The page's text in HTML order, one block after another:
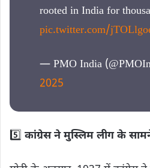
rooted in India for
pic.twitter.com/
— PMO India
2025
5️⃣ कांग्रेस ने मुस्लिम लीग के